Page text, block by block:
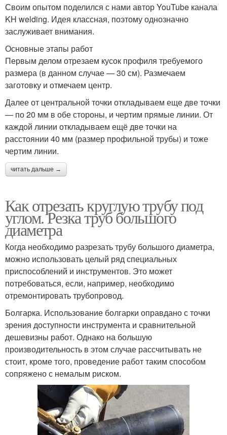
Своим опытом поделился с нами автор YouTube канала
KH welding. Идея классная, поэтому однозначно
заслуживает внимания.
Основные этапы работ
Первым делом отрезаем кусок профиля требуемого
размера (в данном случае — 30 см). Размечаем
заготовку и отмечаем центр.
Далее от центральной точки откладываем еще две точки
— по 20 мм в обе стороны, и чертим прямые линии. От
каждой линии откладываем ещё две точки на
расстоянии 40 мм (размер профильной трубы) и тоже
чертим линии.
читать дальше →
Как отрезать круглую трубу под
углом. Резка труб большого
диаметра
Когда необходимо разрезать трубу большого диаметра,
можно использовать целый ряд специальных
приспособлений и инструментов. Это может
потребоваться, если, например, необходимо
отремонтировать трубопровод.
Болгарка. Использование болгарки оправдано с точки
зрения доступности инструмента и сравнительной
дешевизны работ. Однако на большую
производительность в этом случае рассчитывать не
стоит, кроме того, проведение работ таким способом
сопряжено с немалым риском.